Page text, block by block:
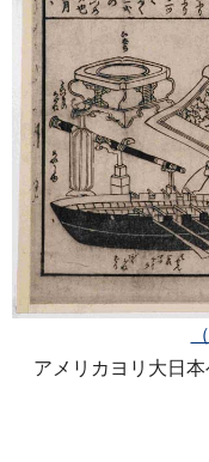
アメリカヨリ大日